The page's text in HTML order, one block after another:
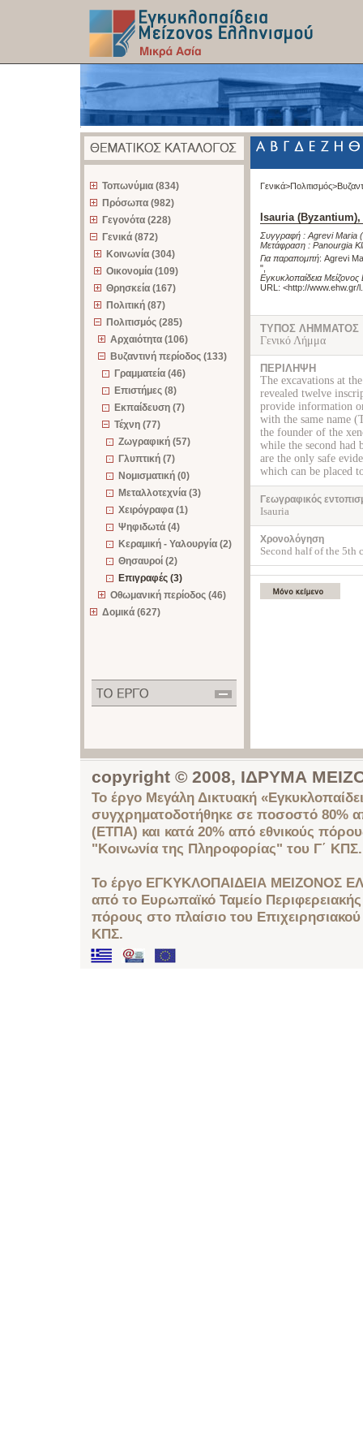
Τοπωνύμια (834)
Πρόσωπα (982)
Γεγονότα (228)
Γενικά (872)
Κοινωνία (304)
Οικονομία (109)
Θρησκεία (167)
Πολιτική (87)
Πολιτισμός (285)
Αρχαιότητα (106)
Βυζαντινή περίοδος (133)
Γραμματεία (46)
Επιστήμες (8)
Εκπαίδευση (7)
Τέχνη (77)
Ζωγραφική (57)
Γλυπτική (7)
Νομισματική (0)
Μεταλλοτεχνία (3)
Χειρόγραφα (1)
Ψηφιδωτά (4)
Κεραμική - Υαλουργία (2)
Θησαυροί (2)
Επιγραφές (3)
Οθωμανική περίοδος (46)
Δομικά (627)
Γενικά>Πολιτισμός>
Isauria
Συγγραφή : Agrevi Maria
Μετάφραση : Panourgia
Για παραπομπή: Agrevi
"
Εγκυκλοπαίδεια
URL: <http://www.ehw.gr/
ΤΥΠΟΣ ΛΗΜΜΑΤΟΣ
Γενικό Λήμμα
ΠΕΡΙΛΗΨΗ
The excavations at
revealed twelve
provide information
with the same name
the founder of the
while the second had
are the only safe
which can be placed
Γεωγραφικός
Isauria
Χρονολόγηση
Second half of the 5th
copyright © 2008, ΙΔΡΥΜΑ
Το έργο Μεγάλη Δικτυακή
συγχρηματοδοτήθηκε σε ποσοστό 80%
(ΕΤΠΑ) και κατά 20% από εθνικούς
"Κοινωνία της Πληροφορίας" του Γ΄ ΚΠΣ.
Το έργο ΕΓΚΥΚΛΟΠΑΙΔΕΙΑ ΜΕΙΖΟΝΟΣ
από το Ευρωπαϊκό Ταμείο
πόρους στο πλαίσιο του
ΚΠΣ.